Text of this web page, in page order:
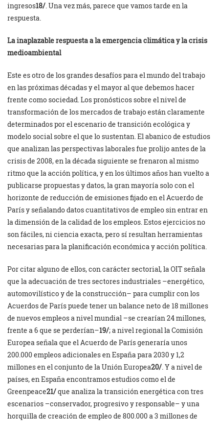
ingresos18/ . Una vez más, parece que vamos tarde en la
respuesta.
La inaplazable respuesta a la emergencia climática y la crisis
medioambiental
Este es otro de los grandes desafíos para el mundo del trabajo
en las próximas décadas y el mayor al que debemos hacer
frente como sociedad. Los pronósticos sobre el nivel de
transformación de los mercados de trabajo están claramente
determinados por el escenario de transición ecológica y
modelo social sobre el que lo sustentan. El abanico de estudios
que analizan las perspectivas laborales fue prolijo antes de la
crisis de 2008, en la década siguiente se frenaron al mismo
ritmo que la acción política, y en los últimos años han vuelto a
publicarse propuestas y datos, la gran mayoría solo con el
horizonte de reducción de emisiones fijado en el Acuerdo de
París y señalando datos cuantitativos de empleo sin entrar en
la dimensión de la calidad de los empleos. Estos ejercicios no
son fáciles, ni ciencia exacta, pero sí resultan herramientas
necesarias para la planificación económica y acción política.
Por citar alguno de ellos, con carácter sectorial, la OIT señala
que la adecuación de tres sectores industriales –energético,
automovilístico y de la construcción– para cumplir con los
Acuerdos de París puede tener un balance neto de 18 millones
de nuevos empleos a nivel mundial –se crearían 24 millones,
frente a 6 que se perderían–19/; a nivel regional la Comisión
Europea señala que el Acuerdo de París generaría unos
200.000 empleos adicionales en España para 2030 y 1,2
millones en el conjunto de la Unión Europea20/ . Y a nivel de
países, en España encontramos estudios como el de
Greenpeace21/que analiza la transición energética con tres
escenarios –conservador, progresivo y responsable– y una
horquilla de creación de empleo de 800.000 a 3 millones de